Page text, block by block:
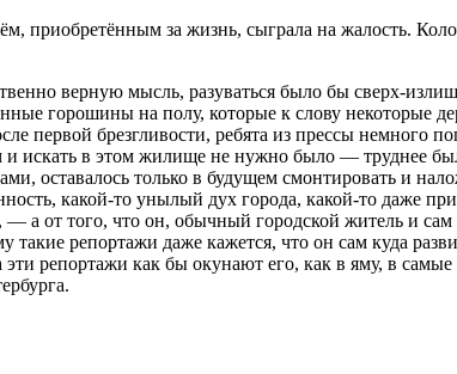
приобретённым за жизнь, сыграла на жалость.
верную мысль, разуваться было бы сверх-
горошины на полу, которые к слову некоторые
первой брезгливости, ребята из прессы немного
и искать в этом жилище не нужно было — труднее
оставалось только в будущем смонтировать и
какой-то унылый дух города, какой-то даже
а от того, что он, обычный городской житель и
такие репортажи даже кажется, что он сам куда
эти репортажи как бы окунают его, как в яму, в